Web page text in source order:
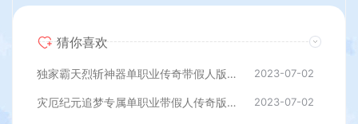
猜你喜欢
独家霸天烈斩神器单职业传奇带假人版本【Gom引擎】 2023-07-02
灾厄纪元追梦专属单职业带假人传奇版本【Gom引擎】 2023-07-02